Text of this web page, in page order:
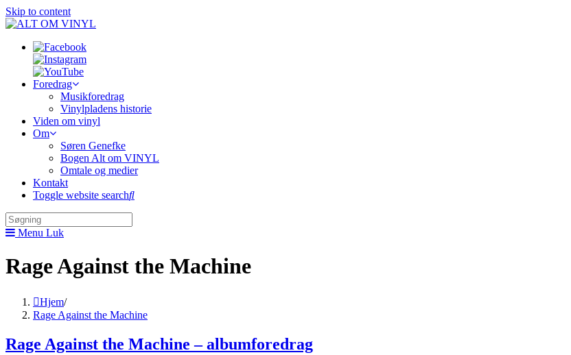
Skip to content
Foredrag
Musikforedrag
Vinylpladens historie
Viden om vinyl
Om
Søren Genefke
Bogen Alt om VINYL
Omtale og medier
Kontakt
Toggle website search
Menu Luk
Rage Against the Machine
Hjem/
Rage Against the Machine
Rage Against the Machine – albumforedrag